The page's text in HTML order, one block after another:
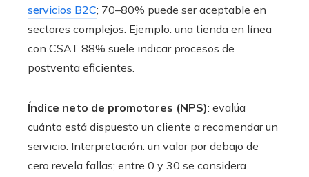
servicios B2C; 70–80% puede ser aceptable en
sectores complejos. Ejemplo: una tienda en línea
con CSAT 88% suele indicar procesos de
postventa eficientes.
Índice neto de promotores (NPS): evalúa
cuánto está dispuesto un cliente a recomendar un
servicio. Interpretación: un valor por debajo de
cero revela fallas; entre 0 y 30 se considera